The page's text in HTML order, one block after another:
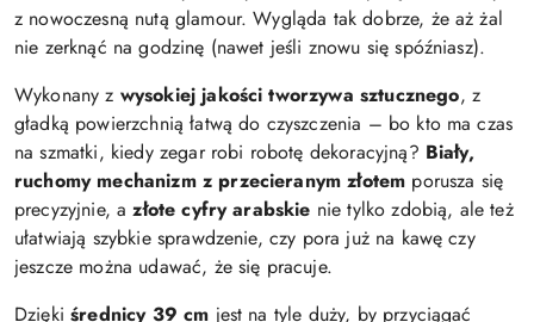
z nowoczesną nutą glamour. Wygląda tak dobrze, że aż żal
nie zerknąć na godzinę (nawet jeśli znowu się spóźniasz).
Wykonany z wysokiej jakości tworzywa sztucznego, z
gładką powierzchnią łatwą do czyszczenia – bo kto ma czas
na szmatki, kiedy zegar robi robotę dekoracyjną? Biały,
ruchomy mechanizm z przecieranym złotem porusza się
precyzyjnie, azłote cyfry arabskie nie tylko zdobią, ale też
ułatwiają szybkie sprawdzenie, czy pora już na kawę czy
jeszcze można udawać, że się pracuje.
Dziękiśrednicy 39 cm jest na tyle duży, by przyciągać